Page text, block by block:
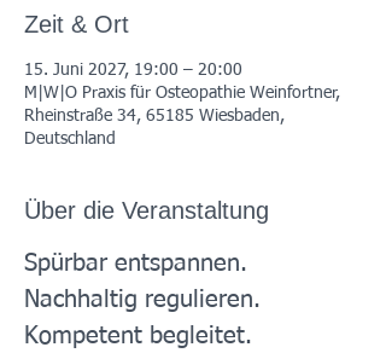
Zeit & Ort
15. Juni 2027, 19:00 – 20:00
M|W|O Praxis für Osteopathie Weinfortner,
Rheinstraße 34, 65185 Wiesbaden,
Deutschland
Über die Veranstaltung
Spürbar entspannen.
Nachhaltig regulieren.
Kompetent begleitet.